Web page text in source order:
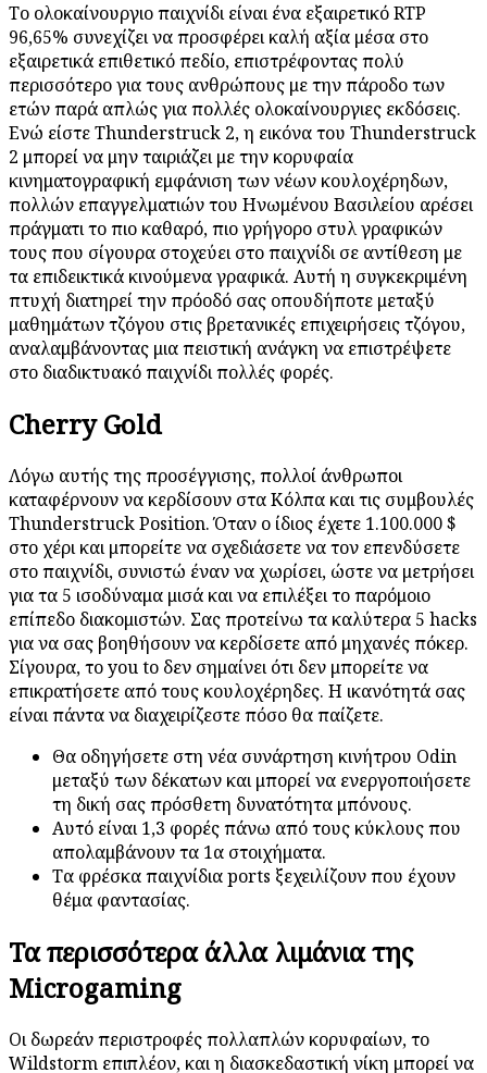
Το ολοκαίνουργιο παιχνίδι είναι ένα εξαιρετικό RTP
96,65% συνεχίζει να προσφέρει καλή αξία μέσα στο
εξαιρετικά επιθετικό πεδίο, επιστρέφοντας πολύ
περισσότερο για τους ανθρώπους με την πάροδο των
ετών παρά απλώς για πολλές ολοκαίνουργιες εκδόσεις.
Ενώ είστε Thunderstruck 2, η εικόνα του Thunderstruck
2 μπορεί να μην ταιριάζει με την κορυφαία
κινηματογραφική εμφάνιση των νέων κουλοχέρηδων,
πολλών επαγγελματιών του Ηνωμένου Βασιλείου αρέσει
πράγματι το πιο καθαρό, πιο γρήγορο στυλ γραφικών
τους που σίγουρα στοχεύει στο παιχνίδι σε αντίθεση με
τα επιδεικτικά κινούμενα γραφικά. Αυτή η συγκεκριμένη
πτυχή διατηρεί την πρόοδό σας οπουδήποτε μεταξύ
μαθημάτων τζόγου στις βρετανικές επιχειρήσεις τζόγου,
αναλαμβάνοντας μια πειστική ανάγκη να επιστρέψετε
στο διαδικτυακό παιχνίδι πολλές φορές.
Cherry Gold
Λόγω αυτής της προσέγγισης, πολλοί άνθρωποι
καταφέρνουν να κερδίσουν στα Κόλπα και τις συμβουλές
Thunderstruck Position. Όταν ο ίδιος έχετε 1.100.000 $
στο χέρι και μπορείτε να σχεδιάσετε να τον επενδύσετε
στο παιχνίδι, συνιστώ έναν να χωρίσει, ώστε να μετρήσει
για τα 5 ισοδύναμα μισά και να επιλέξει το παρόμοιο
επίπεδο διακομιστών. Σας προτείνω τα καλύτερα 5 hacks
για να σας βοηθήσουν να κερδίσετε από μηχανές πόκερ.
Σίγουρα, το you to δεν σημαίνει ότι δεν μπορείτε να
επικρατήσετε από τους κουλοχέρηδες. Η ικανότητά σας
είναι πάντα να διαχειρίζεστε πόσο θα παίζετε.
Θα οδηγήσετε στη νέα συνάρτηση κινήτρου Odin
μεταξύ των δέκατων και μπορεί να ενεργοποιήσετε
τη δική σας πρόσθετη δυνατότητα μπόνους.
Αυτό είναι 1,3 φορές πάνω από τους κύκλους που
απολαμβάνουν τα 1α στοιχήματα.
Τα φρέσκα παιχνίδια ports ξεχειλίζουν που έχουν
θέμα φαντασίας.
Τα περισσότερα άλλα λιμάνια της
Microgaming
Οι δωρεάν περιστροφές πολλαπλών κορυφαίων, το
Wildstorm επιπλέον, και η διασκεδαστική νίκη μπορεί να